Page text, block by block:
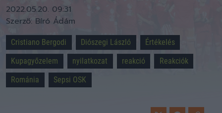
2022.05.20. 09:31
Szerző: Bíró Ádám
Cristiano Bergodi Diószegi László
Értékelés
Kupagyőzelem
nyilatkozat reakció
Reakciók
Románia
Sepsi OSK